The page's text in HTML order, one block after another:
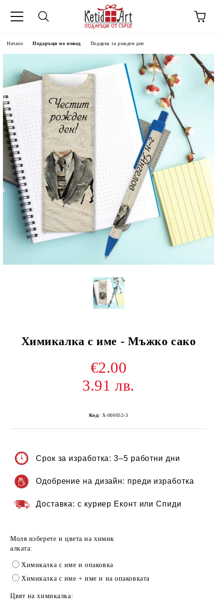
Начало Подаръци по повод Подарък за рожден ден
Химикалка с име - Мъжко сако
€2.00
3.91 лв.
Код: Х-000052-3
Срок за изработка: 3–5 работни дни
Одобрение на дизайн: преди изработка
Доставка: с куриер Еконт или Спиди
Моля изберете и цвета на химик
алката:
Химикалка с име и опаковка
Химикалка с име + име и на опаковката
Цвят на химикалка: